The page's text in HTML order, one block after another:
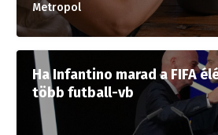
Metropol
Ha Infantino marad a FIFA
több futball-vb